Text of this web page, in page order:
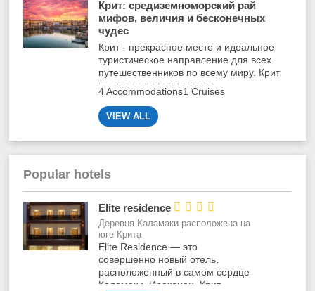
Крит: средиземноморский рай
мифов, величия и бесконечных
чудес
Крит - прекрасное место и идеальное
туристическое направление для всех
путешественников по всему миру. Крит
расположен в окружении
средиземноморского ландшафта
имеет множество
4 Accommodations1 Cruises
VIEW ALL
Popular hotels
Elite residence 



Деревня Каламаки расположена на
юге Крита
Elite Residence — это
совершенно новый отель,
расположенный в самом сердце
Каламаки, Ираклион, Крит.